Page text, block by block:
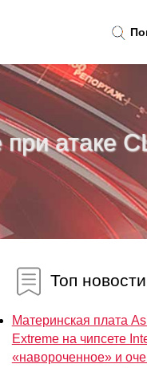
при атаке
Топ
Материнская плата
Extreme на чипсете
«навороченное» и